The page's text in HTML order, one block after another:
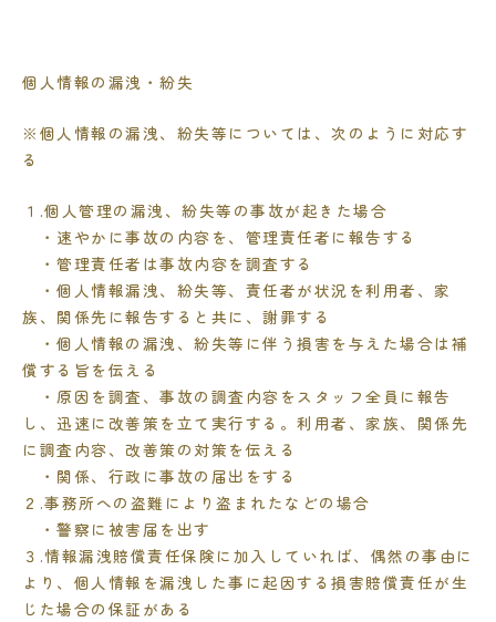
個人情報の漏洩・紛失
※個人情報の漏洩、紛失等については、次のように対応す
る
１.個人管理の漏洩、紛失等の事故が起きた場合
・速やかに事故の内容を、管理責任者に報告する
・管理責任者は事故内容を調査する
・個人情報漏洩、紛失等、責任者が状況を利用者、家
族、関係先に報告すると共に、謝罪する
・個人情報の漏洩、紛失等に伴う損害を与えた場合は補
償する旨を伝える
・原因を調査、事故の調査内容をスタッフ全員に報告
し、迅速に改善策を立て実行する。利用者、家族、関係先
に調査内容、改善策の対策を伝える
・関係、行政に事故の届出をする
２.事務所への盗難により盗まれたなどの場合
・警察に被害届を出す
３.情報漏洩賠償責任保険に加入していれば、偶然の事由に
より、個人情報を漏洩した事に起因する損害賠償責任が生
じた場合の保証がある